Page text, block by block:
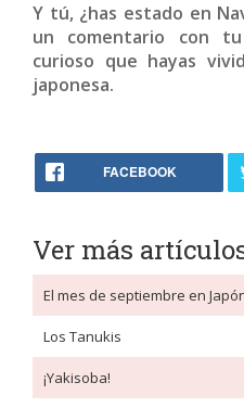
Y tú, ¿has estado en
un comentario con
curioso que hayas
japonesa.
FACEBOOK
Ver más
El mes de septiembre en
Los Tanukis
¡Yakisoba!